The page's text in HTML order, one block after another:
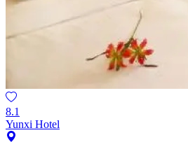
8.1
Yunxi Hotel